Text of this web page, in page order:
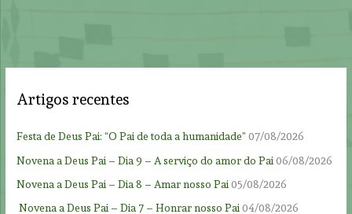
Artigos recentes
Festa de Deus Pai: “O Pai de toda a humanidade” 07/08/2026
Novena a Deus Pai – Dia 9 – A serviço do amor do Pai 06/08/2026
Novena a Deus Pai – Dia 8 – Amar nosso Pai 05/08/2026
Novena a Deus Pai – Dia 7 – Honrar nosso Pai04/08/2026